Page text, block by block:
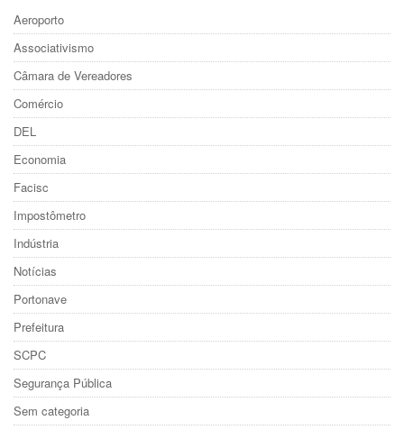
Aeroporto
Associativismo
Câmara de Vereadores
Comércio
DEL
Economia
Facisc
Impostômetro
Indústria
Notícias
Portonave
Prefeitura
SCPC
Segurança Pública
Sem categoria